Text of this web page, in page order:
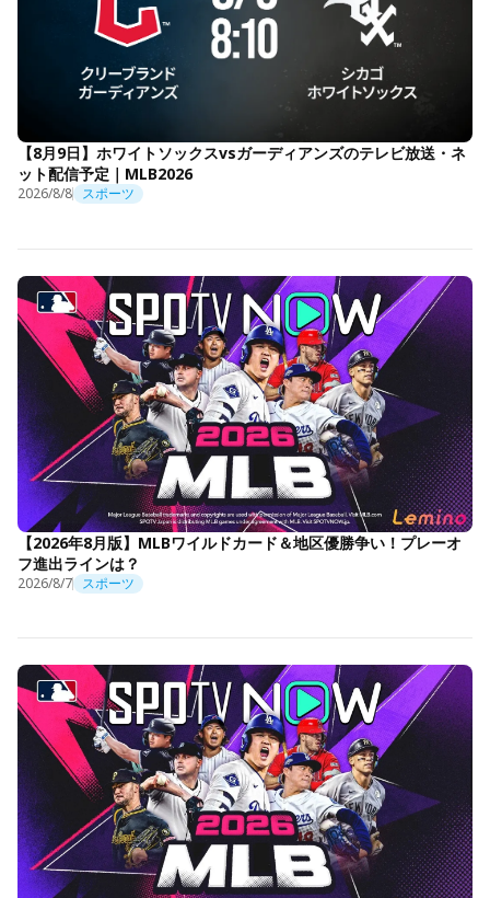
【8月9日】ホワイトソックスvsガーディアンズのテレビ放送・ネ
ット配信予定｜MLB2026
2026/8/8 スポーツ
【2026年8月版】MLBワイルドカード＆地区優勝争い！プレーオ
フ進出ラインは？
2026/8/7 スポーツ